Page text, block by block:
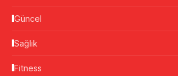
Güncel
Sağlık
Fitness